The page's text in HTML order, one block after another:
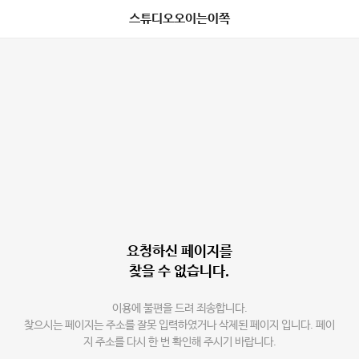
스튜디오오이는이쪽
요청하신 페이지를
찾을 수 없습니다.
이용에 불편을 드려 죄송합니다.
찾으시는 페이지는 주소를 잘못 입력하였거나 삭제된 페이지 입니다. 페이
지 주소를 다시 한 번 확인해 주시기 바랍니다.